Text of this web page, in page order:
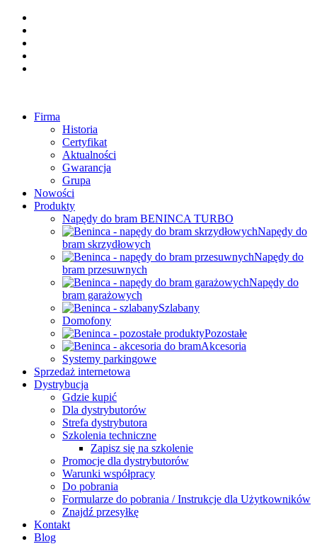
Firma
Historia
Certyfikat
Aktualności
Gwarancja
Grupa
Nowości
Produkty
Napędy do bram BENINCA TURBO
Napędy do
bram skrzydłowych
Napędy do
bram przesuwnych
Napędy do
bram garażowych
Szlabany
Domofony
Pozostałe
Akcesoria
Systemy parkingowe
Sprzedaż internetowa
Dystrybucja
Gdzie kupić
Dla dystrybutorów
Strefa dystrybutora
Szkolenia techniczne
Zapisz się na szkolenie
Promocje dla dystrybutorów
Warunki współpracy
Do pobrania
Formularze do pobrania / Instrukcje dla Użytkowników
Znajdź przesyłkę
Kontakt
Blog